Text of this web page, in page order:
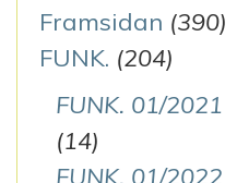
Framsidan (390)
FUNK. (204)
FUNK. 01/2021
(14)